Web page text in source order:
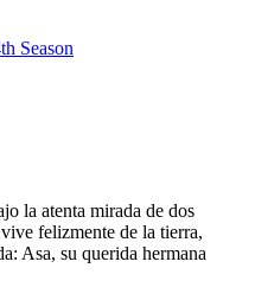
la atenta mirada de dos
felizmente de la tierra,
Asa, su querida hermana